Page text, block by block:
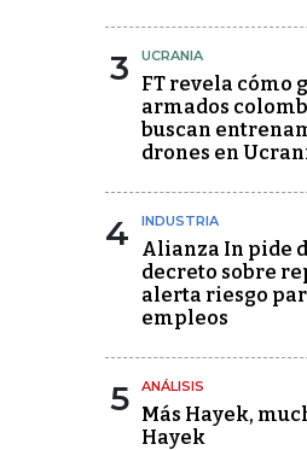
3 UCRANIA
FT revela cómo
armados
buscan
drones en
4 INDUSTRIA
Alianza In pide
decreto sobre
alerta riesgo
empleos
5 ANÁLISIS
Más Hayek,
Hayek